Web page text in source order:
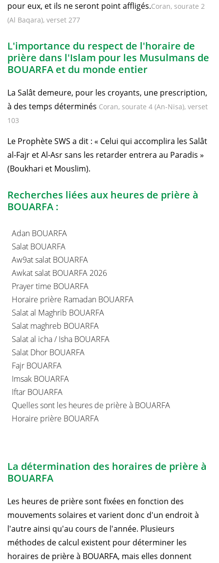
pour eux, et ils ne seront point affligés.Coran, sourate 2
(Al Baqara), verset 277
L'importance du respect de l'horaire de
prière dans l'Islam pour les Musulmans de
BOUARFA et du monde entier
La Salât demeure, pour les croyants, une prescription,
à des temps déterminés Coran, sourate 4 (An-Nisa), verset
103
Le Prophète SWS a dit : « Celui qui accomplira les Salât
al-Fajr et Al-Asr sans les retarder entrera au Paradis »
(Boukhari et Mouslim).
Recherches liées aux heures de prière à
BOUARFA :
Adan BOUARFA
Salat BOUARFA
Aw9at salat BOUARFA
Awkat salat BOUARFA 2026
Prayer time BOUARFA
Horaire prière Ramadan BOUARFA
Salat al Maghrib BOUARFA
Salat maghreb BOUARFA
Salat al icha / Isha BOUARFA
Salat Dhor BOUARFA
Fajr BOUARFA
Imsak BOUARFA
Iftar BOUARFA
Quelles sont les heures de prière à BOUARFA
Horaire prière BOUARFA
La détermination des horaires de prière à
BOUARFA
Les heures de prière sont fixées en fonction des
mouvements solaires et varient donc d'un endroit à
l'autre ainsi qu'au cours de l'année. Plusieurs
méthodes de calcul existent pour déterminer les
horaires de prière à BOUARFA, mais elles donnent